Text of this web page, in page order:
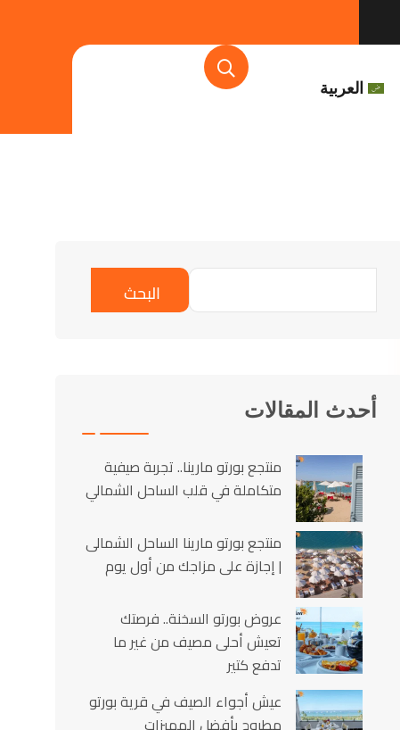
العربية
البحث
أحدث المقالات
منتجع بورتو مارينا.. تجربة صيفية
متكاملة في قلب الساحل الشمالي
منتجع بورتو مارينا الساحل الشمالى
| إجازة على مزاجك من أول يوم
عروض بورتو السخنة.. فرصتك
تعيش أحلى مصيف من غير ما
تدفع كتير
عيش أجواء الصيف في قرية بورتو